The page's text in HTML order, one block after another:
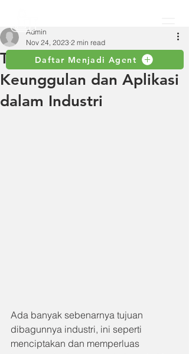
Daftar Menjadi Agent
Top Running Crane:
Keunggulan dan Aplikasi
dalam Industri
Admin
Nov 24, 2023 2 min read
Ada banyak sebenarnya tujuan
dibagunnya industri, ini seperti
menciptakan dan memperluas